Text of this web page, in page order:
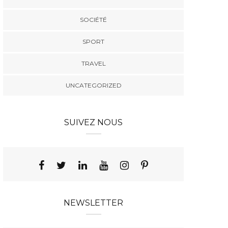
SOCIÉTÉ
SPORT
TRAVEL
UNCATEGORIZED
SUIVEZ NOUS
NEWSLETTER